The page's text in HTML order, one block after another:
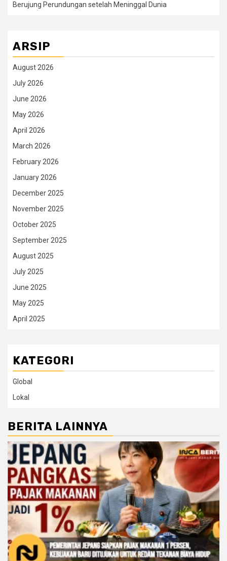
Berujung Perundungan setelah Meninggal Dunia
ARSIP
August 2026
July 2026
June 2026
May 2026
April 2026
March 2026
February 2026
January 2026
December 2025
November 2025
October 2025
September 2025
August 2025
July 2025
June 2025
May 2025
April 2025
KATEGORI
Global
Lokal
BERITA LAINNYA